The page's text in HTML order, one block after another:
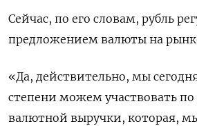
Сейчас, по его ​словам, рубль
предложением валюты на
«Да, действительно, мы
степени можем участвовать
валютной выручки, которая,